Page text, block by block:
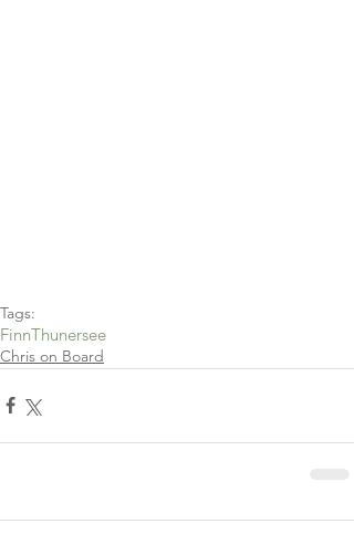
Tags:
FinnThunersee
Chris on Board